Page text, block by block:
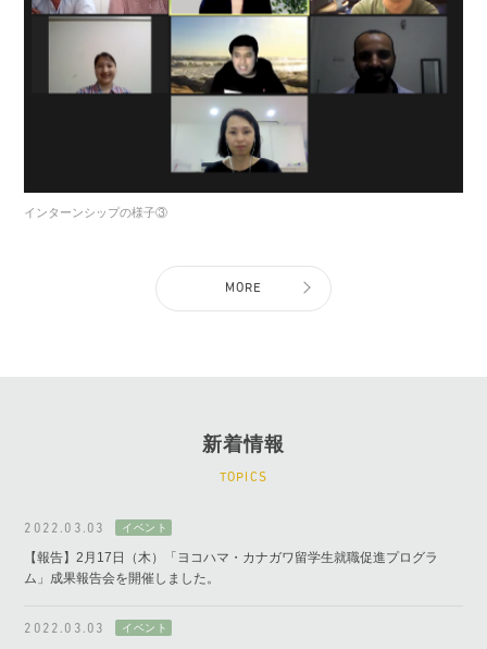
インターンシップの様子③
MORE
新着情報
TOPICS
2022.03.03
【報告】2月17日（木）「ヨコハマ・カナガワ留学生就職促進プログラ
ム」成果報告会を開催しました。
2022.03.03